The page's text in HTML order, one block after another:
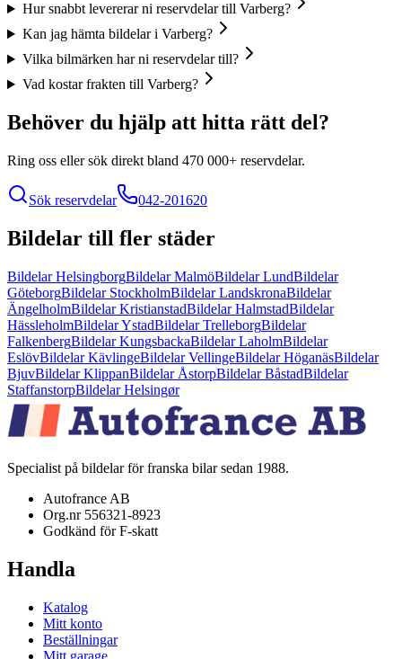
Hur snabbt levererar ni reservdelar till Varberg?
Kan jag hämta bildelar i Varberg?
Vilka bilmärken har ni reservdelar till?
Vad kostar frakten till Varberg?
Behöver du hjälp att hitta rätt del?
Ring oss eller sök direkt bland 470 000+ reservdelar.
Sök reservdelar 042-201620
Bildelar till fler städer
Bildelar HelsingborgBildelarMalmöBildelarLundBildelar
GöteborgBildelar StockholmBildelarLandskronaBildelar
ÄngelholmBildelarKristianstadBildelarHalmstadBildelar
HässleholmBildelarYstadBildelarTrelleborgBildelar
FalkenbergBildelarKungsbackaBildelarLaholmBildelar
EslövBildelarKävlingeBildelarVellingeBildelarHöganäsBildelar
BjuvBildelarKlippanBildelar ÅstorpBildelarBåstadBildelar
StaffanstorpBildelarHelsingør
Specialist på bildelar för franska bilar sedan 1988.
Autofrance AB
Org.nr 556321-8923
Godkänd för F-skatt
Handla
Katalog
Mitt konto
Beställningar
Mitt garage